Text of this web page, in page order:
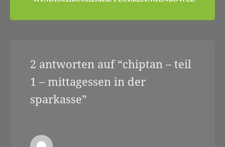
2 antworten auf “chiptan – teil
1 – mittagessen in der
sparkasse”